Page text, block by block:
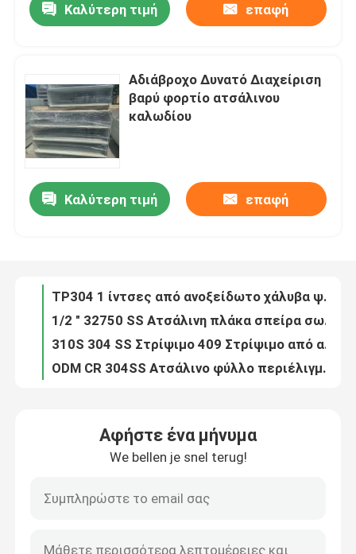
Σπίτι
Προϊόντα
Βίντεο
Επισκέψεις στο εργοστάσιο
Έλεγχος ποιότητας
Ζητήστε μια προσφορά
Μέταλλο φύλλων ανοξείδωτου
Μεταλλικός σωλήνας από ανοξείδωτο χάλυβα
Καλύτερη τιμή επαφή
Αδιάβροχο Δυνατό Διαχείριση
βαρύ φορτίο ατσάλινου
καλωδίου
Καλύτερη τιμή επαφή
TP304 1 ίντσες από ανοξείδωτο χάλυβα ψυχρά κυλίνδρους σωλήνες A269 A213 Standard γυαλισμένο
Επεξεργασία επιφάνειας AISI 430SS θερμής έλασης από χαλύβδινο χαλύβδινο
Ζεστό έλασμα 2205 από ανοξείδωτο χάλυβα 4mm 6mm 8mm 1000-2000mm
Αφήστε ένα μήνυμα
We bellen je snel terug!